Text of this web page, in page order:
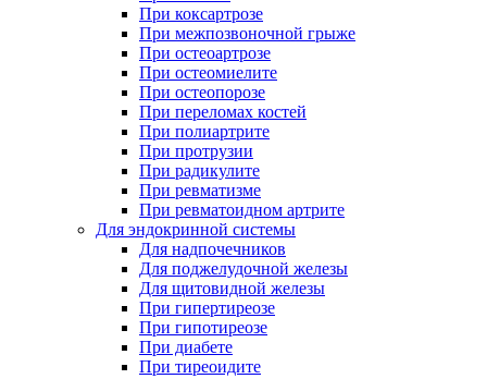
При коксартрозе
При межпозвоночной грыже
При остеоартрозе
При остеомиелите
При остеопорозе
При переломах костей
При полиартрите
При протрузии
При радикулите
При ревматизме
При ревматоидном артрите
Для эндокринной системы
Для надпочечников
Для поджелудочной железы
Для щитовидной железы
При гипертиреозе
При гипотиреозе
При диабете
При тиреоидите